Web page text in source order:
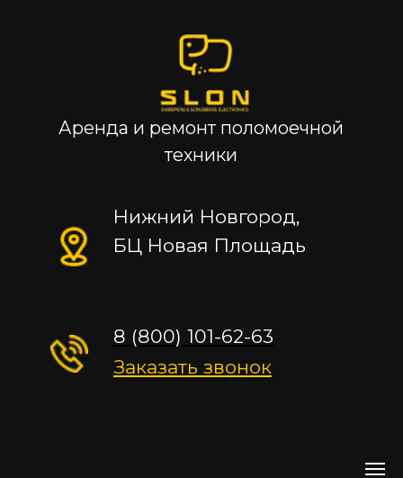
Нижний Новгород,
Аренда и ремонт поломоечной
техники
8 (800) 101-62-63
Заказать звонок